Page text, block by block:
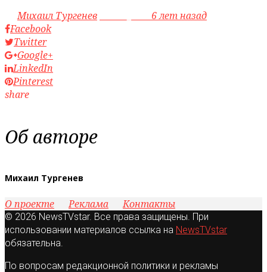
byМихаил Тургенев
6 лет назад
Facebook
Twitter
Google+
LinkedIn
Pinterest
share
Об авторе
Михаил Тургенев
О проекте Реклама Контакты
© 2026 NewsTVstar. Все права защищены. При
использовании материалов ссылка на NewsTVstar
обязательна.
По вопросам редакционной политики и рекламы